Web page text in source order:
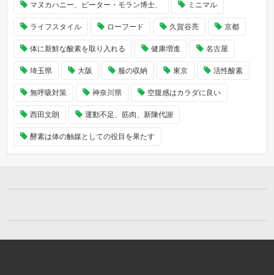
マヌカハニー、ピーター・モラン博士、 ミニマル
ライフスタイル ローフード 久賀谷亮 京都
体に新鮮な酸素を取り入れる 健康増進 名古屋
埼玉県 大阪 服の収納 東京 活性酸素
無呼吸対策 神奈川県 空腹感はカラダに良い
西田文朗 運動不足、筋肉、新陳代謝
酵素は体の触媒としての役目を果たす